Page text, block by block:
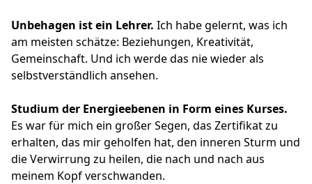
Unbehagen ist ein Lehrer. Ich habe gelernt, was ich
am meisten schätze: Beziehungen, Kreativität,
Gemeinschaft. Und ich werde das nie wieder als
selbstverständlich ansehen.
Studium der Energieebenen in Form eines Kurses.
Es war für mich ein großer Segen, das Zertifikat zu
erhalten, das mir geholfen hat, den inneren Sturm und
die Verwirrung zu heilen, die nach und nach aus
meinem Kopf verschwanden.